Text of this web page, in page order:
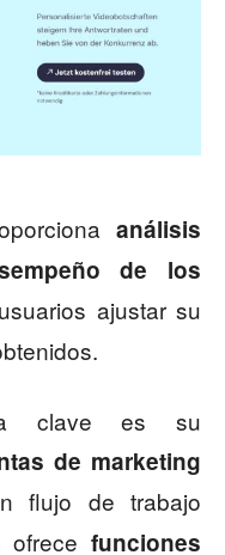
análisis
de los
ajustar su
clave es su
de marketing
flujo de trabajo
ofrece funciones